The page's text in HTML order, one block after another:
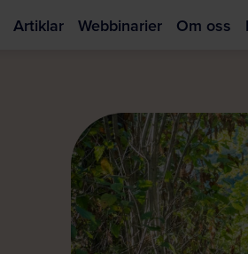
Artiklar Webbinarier Om oss